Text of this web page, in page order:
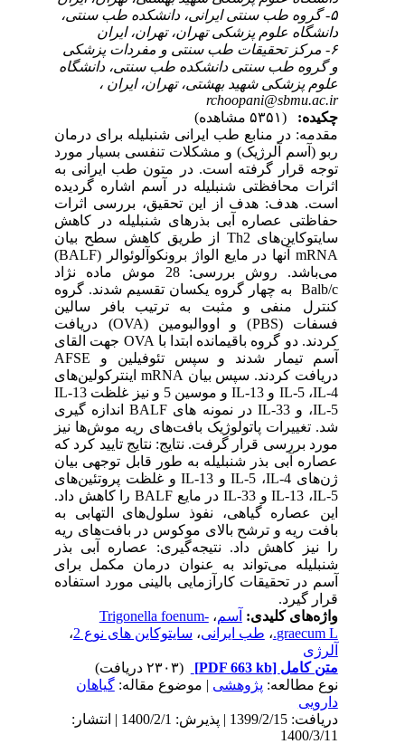
۵- گروه طب سنتی ایرانی، دانشکده طب سنتی،
دانشگاه علوم پزشکی تهران، تهران، ایران
۶- مرکز تحقیقات طب سنتی و مفردات پزشکی
و گروه طب سنتی دانشکده طب سنتی، دانشگاه
علوم پزشکی شهید بهشتی، تهران، ایران ،
rchoopani@sbmu.ac.ir
چکیده:
(۵۳۵۱ مشاهده)
مقدمه: در منابع طب ایرانی شنبلیله برای درمان
ربو (آسم آلرژیک) و مشکلات تنفسی بسیار مورد
توجه قرار گرفته است. در متون طب ایرانی به
اثرات محافظتی شنبلیله در آسم اشاره گردیده
است. هدف: هدف از این تحقیق، بررسی اثرات
حفاظتی عصاره آبی بذرهای شنبلیله در کاهش
سایتوکاین‌های Th2 از طریق کاهش سطح بیان
mRNA آنها در مایع الواژ برونکوآلوئوالر (BALF)
می‌باشد. روش بررسی: 28 موش ماده نژاد
Balb/c به چهار گروه یکسان تقسیم شدند. گروه
کنترل منفی و مثبت به ترتیب بافر سالین
فسفات (PBS) و اووالبومین (OVA) دریافت
کردند. دو گروه باقیمانده ابتدا با OVA جهت القای
آسم تیمار شدند و سپس تئوفیلین و AFSE
دریافت کردند. سپس بیان mRNA اینترکولین‌های
IL-5 ،IL-4 و IL-13 و موسین 5 و نیز غلظت IL-13
،IL-5 و 33-IL در نمونه های BALF اندازه گیری
شد. تغییرات پاتولوژیک بافت‌های ریه موش‌ها نیز
مورد بررسی قرار گرفت. نتایج: نتایج تایید کرد که
عصاره آبی بذر شنبلیله به طور قابل توجهی بیان
ژن‌های 4-IL-5 ،IL و 13-IL و غلظت پروتئین‌های
5-IL-13 ،IL و 33-IL در مایع BALF را کاهش داد.
این عصاره گیاهی، نفوذ سلول‌های التهابی به
بافت ریه و ترشح بالای موکوس در بافت‌های ریه
را نیز کاهش داد. نتیجه‌گیری: عصاره آبی بذر
شنبلیله می‌تواند به عنوان درمان مکمل برای
آسم در تحقیقات کارآزمایی بالینی مورد استفاده
قرار گیرد.
واژه‌های کلیدی:آسم ،Trigonella foenum-
graecum L. ،طب ایرانی ،سایتوکاین های نوع 2 ،
آلرژی
متن کامل[PDF 663 kb]
(۲۳۰۳ دریافت)
نوع مطالعه:پژوهشی| موضوع مقاله:گياهان
دارویی
دریافت: 1399/2/15 | پذیرش: 1400/2/1 | انتشار:
1400/3/11